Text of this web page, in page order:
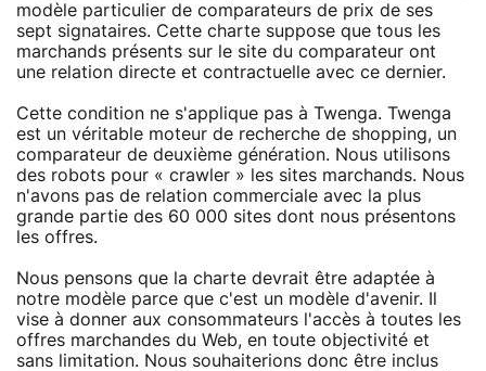
modèle particulier de comparateurs de prix de ses
sept signataires. Cette charte suppose que tous les
marchands présents sur le site du comparateur ont
une relation directe et contractuelle avec ce dernier.
Cette condition ne s'applique pas à Twenga. Twenga
est un véritable moteur de recherche de shopping, un
comparateur de deuxième génération. Nous utilisons
des robots pour « crawler » les sites marchands. Nous
n'avons pas de relation commerciale avec la plus
grande partie des 60 000 sites dont nous présentons
les offres.
Nous pensons que la charte devrait être adaptée à
notre modèle parce que c'est un modèle d'avenir. Il
vise à donner aux consommateurs l'accès à toutes les
offres marchandes du Web, en toute objectivité et
sans limitation. Nous souhaiterions donc être inclus